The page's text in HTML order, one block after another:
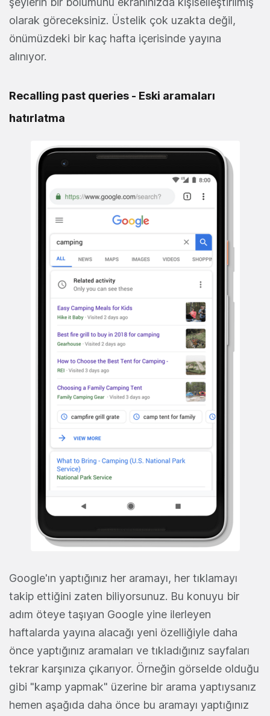
olarak göreceksiniz. Üstelik çok uzakta değil,
önümüzdeki bir kaç hafta içerisinde yayına
alınıyor.
Recalling past queries - Eski aramaları
hatırlatma
Google'ın yaptığınız her aramayı, her tıklamayı
takip ettiğini zaten biliyorsunuz. Bu konuyu bir
adım öteye taşıyan Google yine ilerleyen
haftalarda yayına alacağı yeni özelliğiyle daha
önce yaptığınız aramaları ve tıkladığınız sayfaları
tekrar karşınıza çıkarıyor. Örneğin görselde olduğu
gibi "kamp yapmak" üzerine bir arama yaptıysanız
hemen aşağıda daha önce bu aramayı yaptığınız